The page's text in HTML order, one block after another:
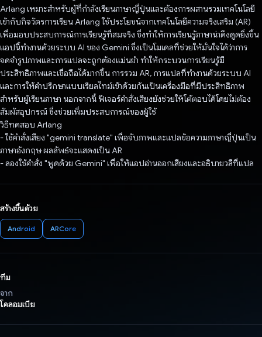
Arlang เหมาะสำหรับผู้ที่กำลังเรียนภาษาญี่ปุ่นและต้องการผสานรวมเทคโนโลยี
เข้ากับกิจวัตรการเรียน Arlang ใช้ประโยชน์จากเทคโนโลยีความจริงเสริม (AR)
เพื่อมอบประสบการณ์การเรียนรู้ที่สมจริง ซึ่งทำให้การเรียนรู้ภาษาน่าดึงดูดยิ่งขึ้น
แอปนี้ทำงานด้วยระบบ AI ของ Gemini ซึ่งเป็นโมเดลที่ช่วยให้มั่นใจได้ว่าการ
จดจำรูปภาพและการแปลจะถูกต้องแม่นยำ ทำให้กระบวนการเรียนรู้มี
ประสิทธิภาพและเชื่อถือได้มากขึ้น การรวม AR, การแปลที่ทำงานด้วยระบบ AI
และการให้คำปรึกษาแบบเรียลไทม์เข้าด้วยกันเป็นเครื่องมือที่มีประสิทธิภาพ
สำหรับผู้เรียนภาษา นอกจากนี้ ฟีเจอร์คำสั่งเสียงยังช่วยให้โต้ตอบได้โดยไม่ต้อง
สัมผัสอุปกรณ์ ซึ่งช่วยเพิ่มประสบการณ์ของผู้ใช้
วิธีทดสอบ Arlang
- ใช้คำสั่งเสียง "gemini translate" เพื่อจับภาพและแปลข้อความภาษาญี่ปุ่นเป็น
ภาษาอังกฤษ ผลลัพธ์จะแสดงเป็น AR
- ลองใช้คำสั่ง "พูดด้วย Gemini" เพื่อให้แอปอ่านออกเสียงและอธิบายวลีที่แปล
สร้างขึ้นด้วย
Android ARCore
ทีม
จาก
โคลอมเบีย